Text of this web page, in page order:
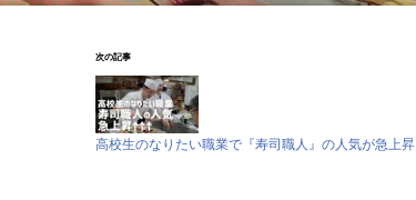
次の記事
高校生のなりたい職業で『寿司職人』の人気が急上昇